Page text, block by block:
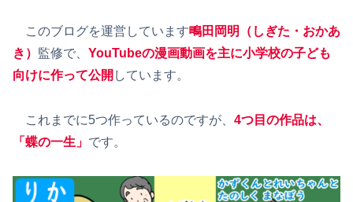
このブログを運営しています鴫田岡明（しぎた・おかあ
き） 監修で、 YouTubeの漫画動画を主に小学校の子ども
向けに作って公開 しています。
これまでに5つ作っているのですが、 4つ目の作品は、
「蝶の一生」 です。